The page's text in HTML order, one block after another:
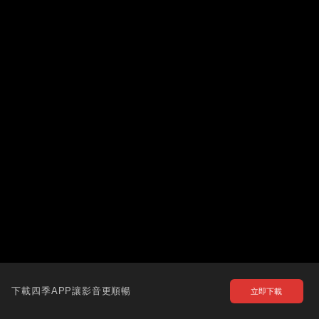
下載四季APP讓影音更順暢 立即下載